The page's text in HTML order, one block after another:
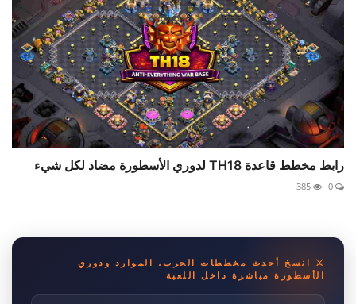
رابط مخطط قاعدة TH18 لدوري الأسطورة مضاد لكل شيء
⚔️ انسخ أحدث مخططات الحرب، الموارد ودوري
الأسطورة مباشرة داخل اللعبة